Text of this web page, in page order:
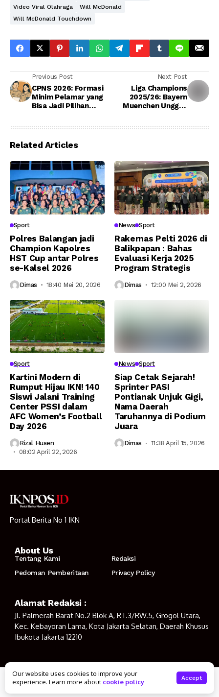
Video Viral Olahraga
Will McDonald
Will McDonald Touchdown
Previous Post
CPNS 2026: Formasi
Minim Pelamar yang
Bisa Jadi Pilihan
Next Post
Liga Champions
2025/26: Bayern
Muenchen Ungguli
Related Articles
Sport
Polres Balangan jadi
Champion Kapolres
HST Cup antar Polres
se-Kalsel 2026
Dimas 18:40 Mei 20, 2026
News Sport
Rakernas Pelti 2026 di
Balikpapan : Bahas
Evaluasi Kerja 2025
Program Strategis
Dimas 12:00 Mei 2, 2026
Sport
Kartini Modern di
Rumput Hijau IKN! 140
Siswi Jalani Training
Center PSSI dalam
AFC Women’s Football
Day 2026
Rizal Husen
08:02 April 22, 2026
News Sport
Siap Cetak Sejarah!
Sprinter PASI
Pontianak Unjuk Gigi,
Nama Daerah
Taruhannya di Podium
Juara
Dimas 11:38 April 15, 2026
Portal Berita No 1 IKN
About Us
Tentang Kami
Redaksi
Pedoman Pemberitaan
Privacy Policy
Alamat Redaksi :
Jl. Palmerah Barat No.2 Blok A, RT.3/RW.5, Grogol Utara,
Kec. Kebayoran Lama, Kota Jakarta Selatan, Daerah Khusus
Ibukota Jakarta 12210
© Copyright 2023IKNPOS.ID
Tentang Kami Pedoman Pemberitaan
Our website uses cookies to improve your
experience. Learn more about cookie policy Accept